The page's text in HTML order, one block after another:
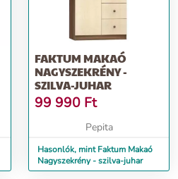
FAKTUM MAKAÓ
NAGYSZEKRÉNY -
SZILVA-JUHAR
99 990 Ft
Pepita
Hasonlók, mint Faktum Makaó
Nagyszekrény - szilva-juhar